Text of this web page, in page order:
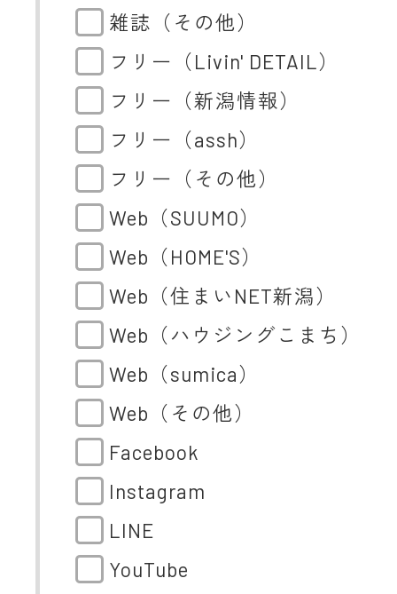
雑誌（その他）
フリー（Livin' DETAIL）
フリー（新潟情報）
フリー（assh）
フリー（その他）
Web（SUUMO）
Web（HOME'S）
Web（住まいNET新潟）
Web（ハウジングこまち）
Web（sumica）
Web（その他）
Facebook
Instagram
LINE
YouTube